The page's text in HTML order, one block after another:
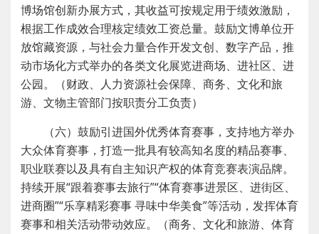
博场馆创新办展方式，其收益可按规定用于绩效激励，
根据工作成效合理核定绩效工资总量。鼓励文博单位开
放馆藏资源，与社会力量合作开发文创、数字产品，推
动市场化方式举办的各类文化展览进商场、进社区、进
公园。（财政、人力资源社会保障、商务、文化和旅
游、文物主管部门按职责分工负责）
（六）鼓励引进国外优秀体育赛事，支持地方举办
大众体育赛事，打造一批具有较高知名度的精品赛事、
职业联赛以及具有自主知识产权的体育竞赛表演品牌。
持续开展“跟着赛事去旅行”“体育赛事进景区、进街区、
进商圈”“乐享精彩赛事 寻味中华美食”等活动，发挥体育
赛事和相关活动带动效应。（商务、文化和旅游、体育